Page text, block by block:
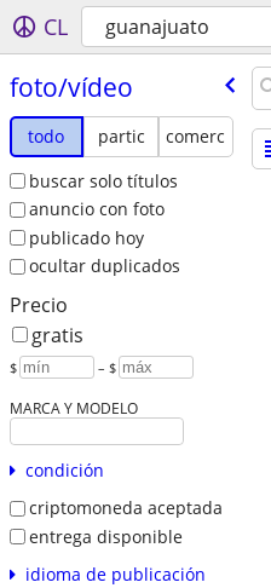
CL guanajuato
foto/​vídeo
todo partic
comerc
buscar solo títulos
anuncio con foto
publicado hoy
ocultar duplicados
Precio
gratis
$ – $
MARCA Y MODELO
condición
criptomoneda aceptada
entrega disponible
idioma de publicación